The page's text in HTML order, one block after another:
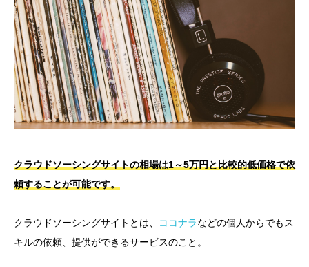
クラウドソーシングサイトの相場は1～5万円と比較的低価格で依
頼することが可能です。
クラウドソーシングサイトとは、 ココナラなどの個人からでもス
キルの依頼、提供ができるサービスのこと。